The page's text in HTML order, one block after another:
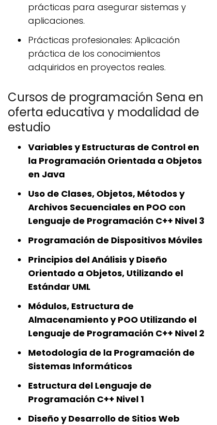
prácticas para asegurar sistemas y
aplicaciones.
Prácticas profesionales: Aplicación
práctica de los conocimientos
adquiridos en proyectos reales.
Cursos de programación Sena en
oferta educativa y modalidad de
estudio
Variables y Estructuras de Control en
la Programación Orientada a Objetos
en Java
Uso de Clases, Objetos, Métodos y
Archivos Secuenciales en POO con
Lenguaje de Programación C++ Nivel 3
Programación de Dispositivos Móviles
Principios del Análisis y Diseño
Orientado a Objetos, Utilizando el
Estándar UML
Módulos, Estructura de
Almacenamiento y POO Utilizando el
Lenguaje de Programación C++ Nivel 2
Metodología de la Programación de
Sistemas Informáticos
Estructura del Lenguaje de
Programación C++ Nivel 1
Diseño y Desarrollo de Sitios Web